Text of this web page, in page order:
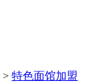
> 特色面馆加盟